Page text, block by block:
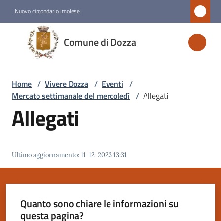
Nuovo circondario imolese
Comune di Dozza
Comune
di
Dozza
Servizi
Vivere
Dozza
Menu selezionato
Home / Vivere Dozza / Eventi /
Mercato settimanale del mercoledì / Allegati
Allegati
Ultimo aggiornamento:11-12-2023 13:31
Quanto sono chiare le informazioni su
questa pagina?